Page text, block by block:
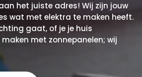
het juiste adres! Wij zijn jouw
wat met elektra te maken heeft.
gaat, of je je huis
met zonnepanelen; wij